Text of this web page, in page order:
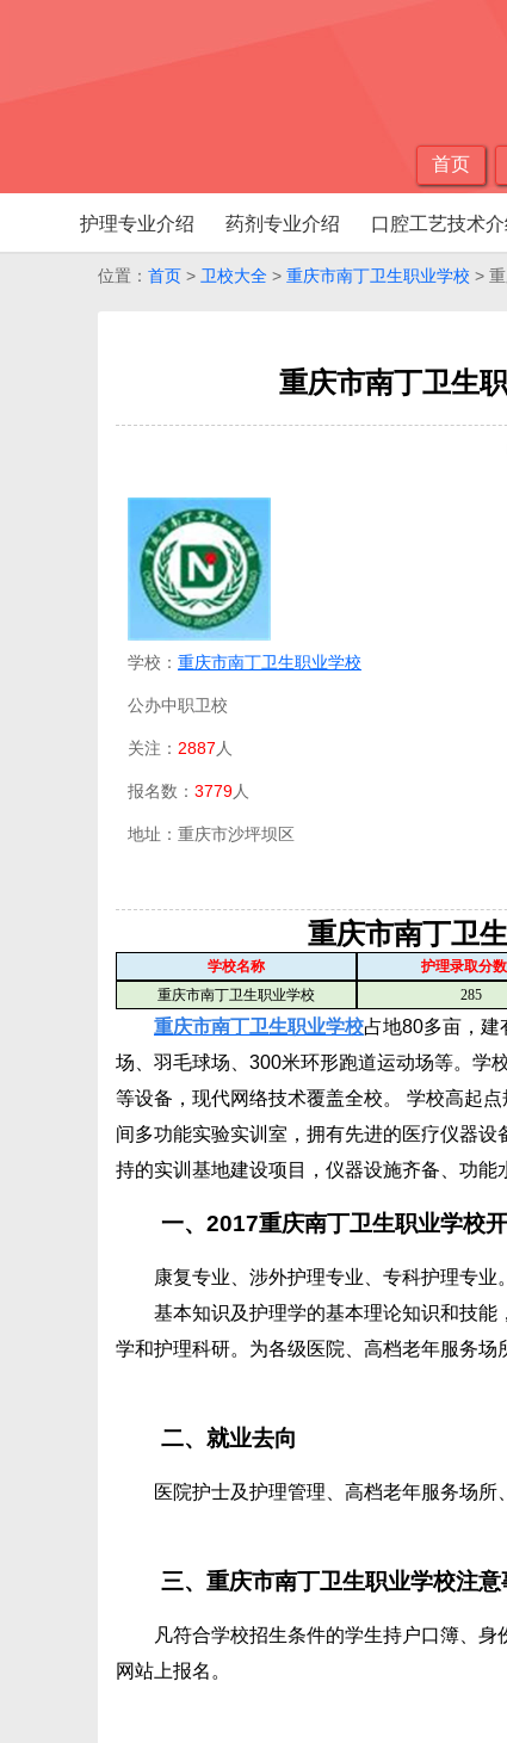
首页
护理专业介绍 药剂专业介绍 口腔工艺技术
位置： 首页 > 卫校大全 > 重庆市南丁卫生职业学校 >
重庆市南丁卫生
学校： 重庆市南丁卫生职业学校
公办中职卫校
关注： 2887 人
报名数： 3779人
地址：重庆市沙坪坝区
重庆市南丁卫
学校名称 护理录取分
重庆市南丁卫生职业学校
285
重庆市南丁卫生职业学校占地80多亩，建
场、羽毛球场、300米环形跑道运动场等。学
等设备，现代网络技术覆盖全校。 学校高起
间多功能实验实训室，拥有先进的医疗仪器
持的实训基地建设项目，仪器设施齐备、功能
一、2017重庆南丁卫生职业学校
康复专业、涉外护理专业、专科护理专业。
基本知识及护理学的基本理论知识和技
学和护理科研。为各级医院、高档老年服务场
二、就业去向
医院护士及护理管理、高档老年服务场所
三、重庆市南丁卫生职业学校注意
凡符合学校招生条件的学生持户口簿、
网站上报名。